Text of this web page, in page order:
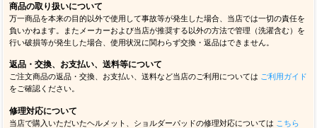
商品の取り扱いについて
万一商品を本来の目的以外で使用して事故等が発生した場合、当店では一切の責任を
負いかねます。またメーカーおよび当店が推奨する以外の方法で管理（洗濯含む）を
行い破損等が発生した場合、使用状況に関わらず交換・返品はできません。
返品・交換、お支払い、送料等について
ご注文商品の返品・交換、お支払い、送料など当店のご利用については ご利用ガイド
をご確認ください。
修理対応について
当店で購入いただいたヘルメット、ショルダーパッドの修理対応については こちら